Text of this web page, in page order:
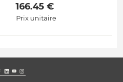
166.45 €
Prix unitaire